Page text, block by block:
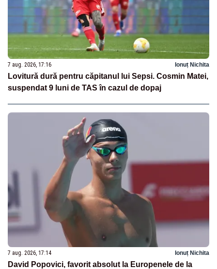
7 aug. 2026, 17:16 Ionuț Nichita
Lovitură dură pentru căpitanul lui Sepsi. Cosmin Matei,
suspendat 9 luni de TAS în cazul de dopaj
7 aug. 2026, 17:14 Ionuț Nichita
David Popovici, favorit absolut la Europenele de la